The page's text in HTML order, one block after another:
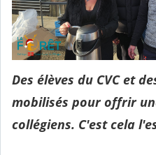
Des élèves du CVC et
mobilisés pour offrir
collégiens. C'est cela